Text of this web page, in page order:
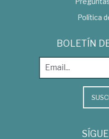
Política
BOLETÍN